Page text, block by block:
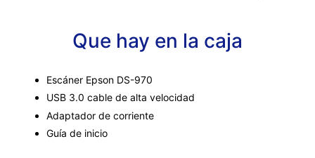
Que hay en la caja
Escáner Epson DS-970
USB 3.0 cable de alta velocidad
Adaptador de corriente
Guía de inicio